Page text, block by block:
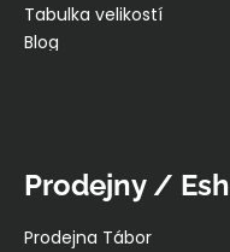
Tabulka velikostí
Blog
Prodejny /
Prodejna Tábor